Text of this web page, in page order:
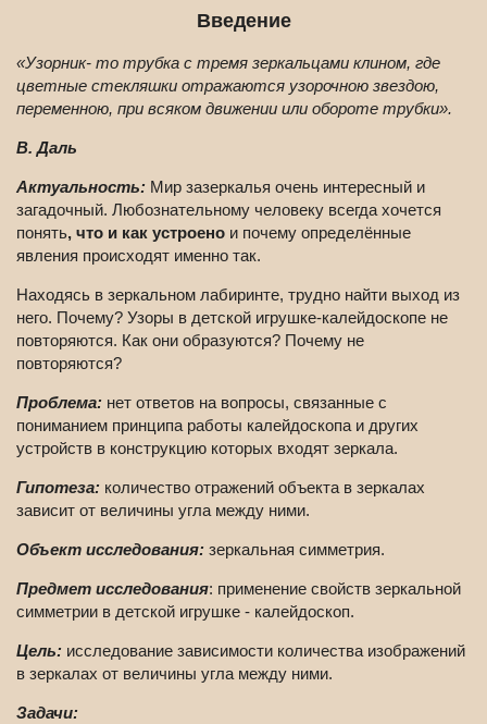
Введение
«Узорник- то трубка с тремя зеркальцами клином, где
цветные стекляшки отражаются узорочною звездою,
переменною, при всяком движении или обороте трубки».
В. Даль
Актуальность: Мир зазеркалья очень интересный и
загадочный. Любознательному человеку всегда хочется
понять, что и как устроено и почему определённые
явления происходят именно так.
Находясь в зеркальном лабиринте, трудно найти выход из
него. Почему? Узоры в детской игрушке-калейдоскопе не
повторяются. Как они образуются? Почему не
повторяются?
Проблема: нет ответов на вопросы, связанные с
пониманием принципа работы калейдоскопа и других
устройств в конструкцию которых входят зеркала.
Гипотеза: количество отражений объекта в зеркалах
зависит от величины угла между ними.
Объект исследования: зеркальная симметрия.
Предмет исследования: применение свойств зеркальной
симметрии в детской игрушке - калейдоскоп.
Цель: исследование зависимости количества изображений
в зеркалах от величины угла между ними.
Задачи: